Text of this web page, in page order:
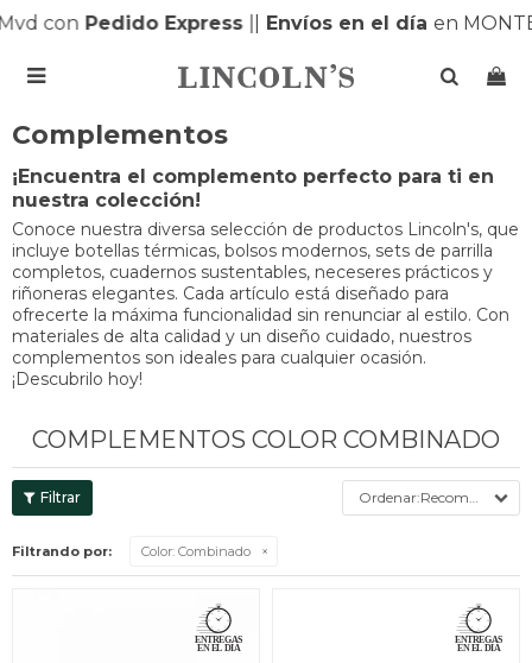
Pedido Express||Envíos en el día en

Complementos
¡Encuentra el complemento perfecto para ti en
nuestra colección!
Conoce nuestra diversa selección de productos Lincoln's, que
incluye botellas térmicas, bolsos modernos, sets de parrilla
completos, cuadernos sustentables, neceseres prácticos y
riñoneras elegantes. Cada artículo está diseñado para
ofrecerte la máxima funcionalidad sin renunciar al estilo. Con
materiales de alta calidad y un diseño cuidado, nuestros
complementos son ideales para cualquier ocasión.
¡Descubrilo hoy!
COMPLEMENTOS COLOR COMBINADO
Recomendados
Filtrando por: Color: Combinado